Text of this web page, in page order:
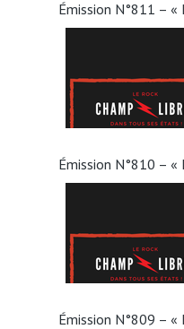
Émission N°811 – «
Émission N°810 – «
Émission N°809 – «